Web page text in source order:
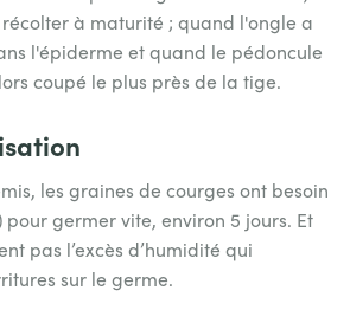
à maturité ; quand l'ongle a
l'épiderme et quand le pédoncule
coupé le plus près de la tige.
les graines de courges ont besoin
pour germer vite, environ 5 jours. Et
pas l’excès d’humidité qui
sur le germe.